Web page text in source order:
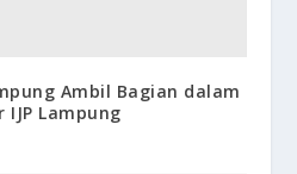
Ambil Bagian dalam
Lampung